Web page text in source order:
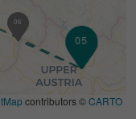
05
06
contributors ©CARTO